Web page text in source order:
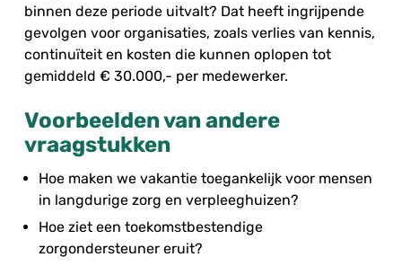
binnen deze periode uitvalt? Dat heeft ingrijpende
gevolgen voor organisaties, zoals verlies van kennis,
continuïteit en kosten die kunnen oplopen tot
gemiddeld € 30.000,- per medewerker.
Voorbeelden van andere
vraagstukken
Hoe maken we vakantie toegankelijk voor mensen
in langdurige zorg en verpleeghuizen?
Hoe ziet een toekomstbestendige
zorgondersteuner eruit?